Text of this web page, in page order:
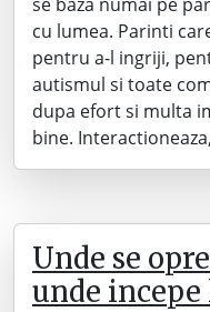
cu lumea. Parinti
pentru a-l ingriji,
autismul si toate
dupa efort si multa
bine.
Unde se
unde incepe